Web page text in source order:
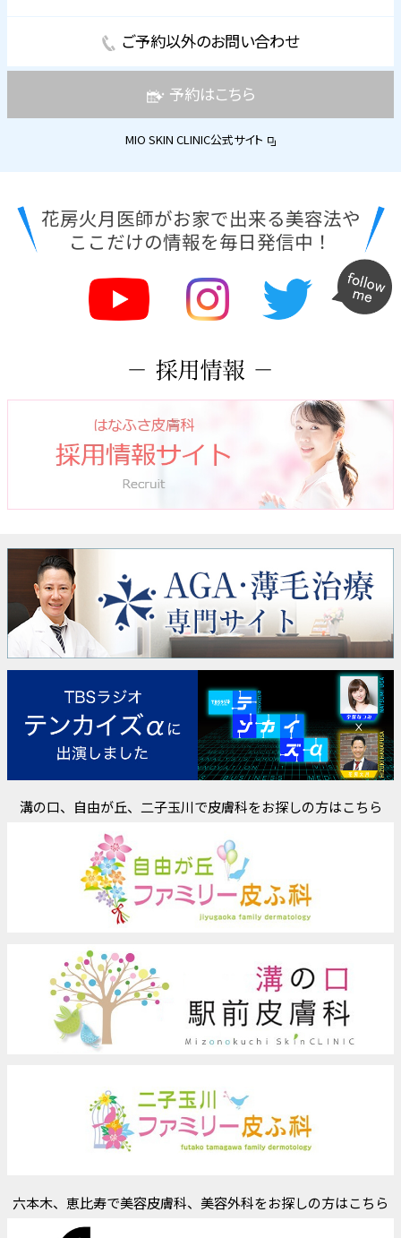
ご予約以外のお問い合わせ
予約はこちら
MIO SKIN CLINIC公式サイト
花房火月医師がお家で出来る美容法や
ここだけの情報を毎日発信中！
溝の口、自由が丘、二子玉川で皮膚科をお探しの方はこちら
六本木、恵比寿で美容皮膚科、美容外科をお探しの方はこちら